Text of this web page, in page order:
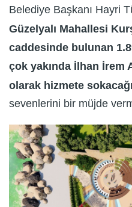
Belediye Başkanı Hayri
Güzelyalı Mahallesi
caddesinde bulunan
çok yakında İlhan İrem
olarak hizmete
sevenlerini bir müjde